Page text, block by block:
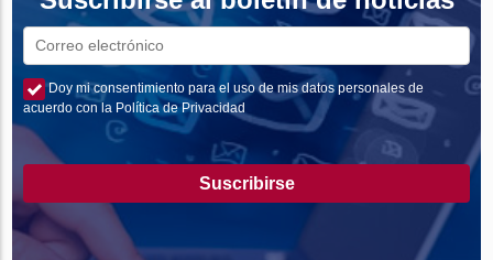
Doy mi consentimiento para el uso de mis datos personales de
acuerdo con la Política de Privacidad
Suscribirse